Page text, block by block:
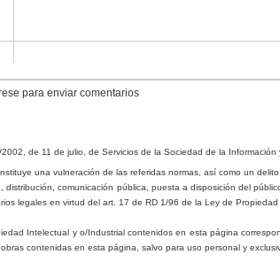
para enviar comentarios
de 11 de julio, de Servicios de la Sociedad de la
una vulneración de las referidas normas, así como un
distribución, comunicación pública, puesta a disposición del púb
legales en virtud del art. 17 de RD 1/96 de la Ley de
Intelectual y o/Industrial contenidos en esta página
bras contenidas en esta página, salvo para uso personal y